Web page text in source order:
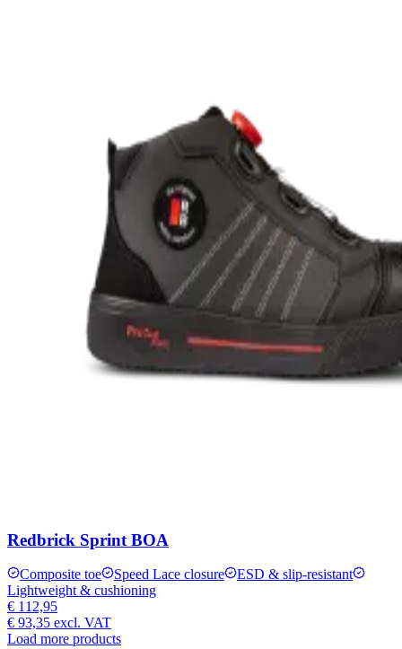
Redbrick Sprint BOA
Composite toe Speed Lace closure
ESD & slip-resistant
Lightweight & cushioning
€ 112,95
€ 93,35 excl. VAT
Load more products